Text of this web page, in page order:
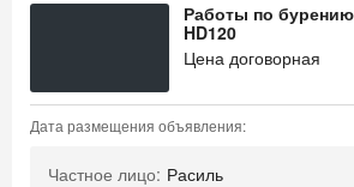
Работы по
HD120
Цена договорная
Дата размещения объявления:
Частное лицо: Расиль